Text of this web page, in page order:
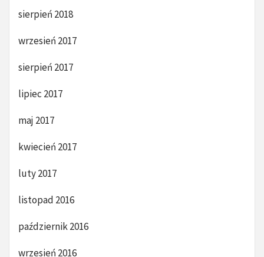
sierpień 2018
wrzesień 2017
sierpień 2017
lipiec 2017
maj 2017
kwiecień 2017
luty 2017
listopad 2016
październik 2016
wrzesień 2016